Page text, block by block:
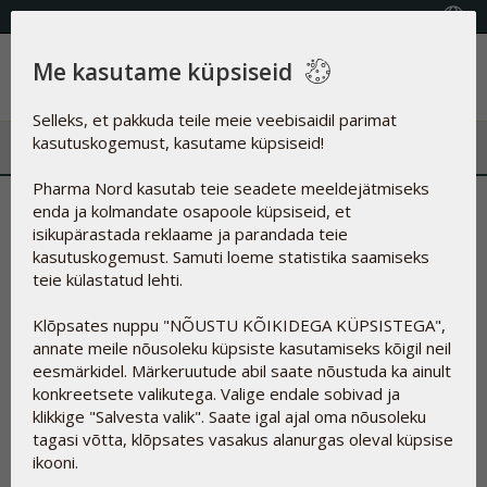
KVALITEETSED TOIDULISANDID
Menüü
Madal D-vitamiini tase võib
olla seotud raske COVID-19
kuluga
17.01.2023
Me kasutame küpsiseid
Selleks, et pakkuda teile meie veebisaidil parimat
kasutuskogemust, kasutame küpsiseid!
Pharma Nord kasutab teie seadete meeldejätmiseks
enda ja kolmandate osapoole küpsiseid, et
isikupärastada reklaame ja parandada teie
kasutuskogemust. Samuti loeme statistika saamiseks
teie külastatud lehti.
Klõpsates nuppu "NÕUSTU KÕIKIDEGA KÜPSISTEGA",
annate meile nõusoleku küpsiste kasutamiseks kõigil neil
eesmärkidel. Märkeruutude abil saate nõustuda ka ainult
konkreetsete valikutega. Valige endale sobivad ja
klikkige "Salvesta valik". Saate igal ajal oma nõusoleku
tagasi võtta, klõpsates vasakus alanurgas oleval küpsise
ikooni.